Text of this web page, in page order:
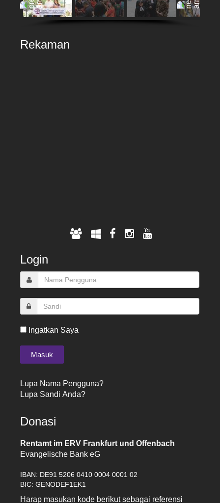
Rekaman
Login
Ingatkan Saya
Lupa Nama Pengguna?
Lupa Sandi Anda?
Donasi
Rentamt im ERV Frankfurt und Offenbach
Evangelische Bank eG
IBAN: DE91 5206 0410 0004 0001 02
BIC: GENODEF1EK1
Harap masukan kode berikut sebagai referensi